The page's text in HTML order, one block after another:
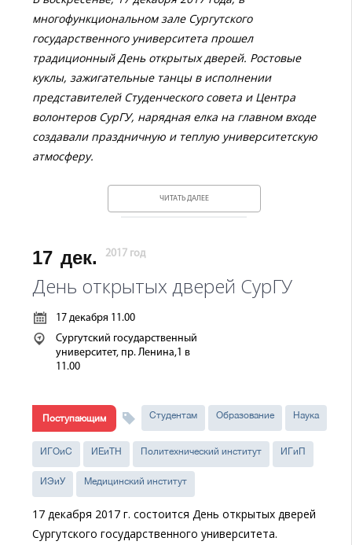
многофункциональном зале Сургутского
государственного университета прошел
традиционный День открытых дверей. Ростовые
куклы, зажигательные танцы в исполнении
представителей Студенческого совета и Центра
волонтеров СурГУ, нарядная елка на главном входе
создавали праздничную и теплую университетскую
атмосферу.
ЧИТАТЬ ДАЛЕЕ
17 дек. 2017 год
День открытых дверей СурГУ
17 декабря 11.00
Сургутский государственный
университет, пр. Ленина,1 в
11.00
Поступающим Студентам Образование Наука
ИГОиС ИЕиТН Политехнический институт ИГиП
ИЭиУ Медицинский институт
17 декабря 2017 г. состоится День открытых дверей
Сургутского государственного университета.